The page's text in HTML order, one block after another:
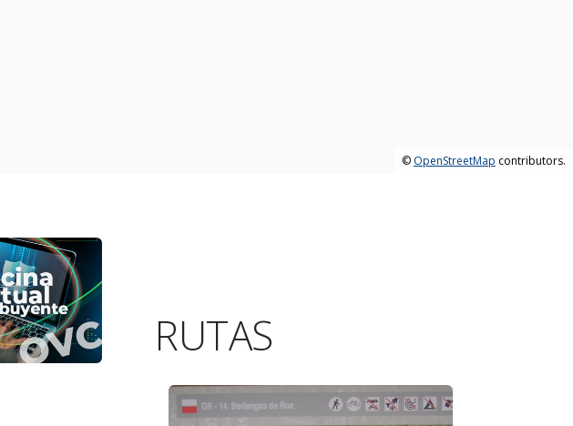
© OpenStreetMap contributors.
RUTAS